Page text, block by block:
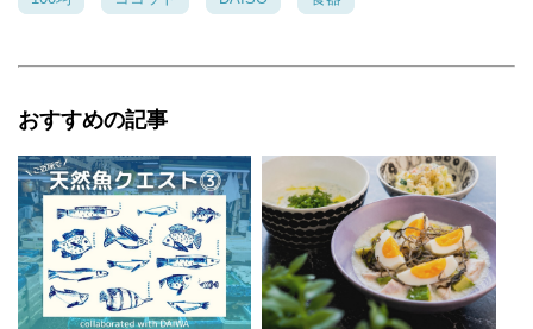
おすすめの記事